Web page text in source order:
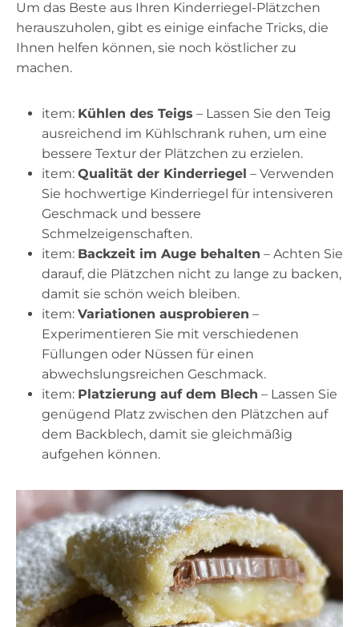
Um das Beste aus Ihren Kinderriegel-Plätzchen
herauszuholen, gibt es einige einfache Tricks, die
Ihnen helfen können, sie noch köstlicher zu
machen.
item: Kühlen des Teigs – Lassen Sie den Teig
ausreichend im Kühlschrank ruhen, um eine
bessere Textur der Plätzchen zu erzielen.
item: Qualität der Kinderriegel – Verwenden
Sie hochwertige Kinderriegel für intensiveren
Geschmack und bessere
Schmelzeigenschaften.
item: Backzeit im Auge behalten – Achten Sie
darauf, die Plätzchen nicht zu lange zu backen,
damit sie schön weich bleiben.
item: Variationen ausprobieren –
Experimentieren Sie mit verschiedenen
Füllungen oder Nüssen für einen
abwechslungsreichen Geschmack.
item: Platzierung auf dem Blech – Lassen Sie
genügend Platz zwischen den Plätzchen auf
dem Backblech, damit sie gleichmäßig
aufgehen können.